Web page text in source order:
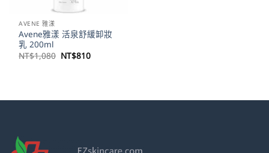
AVENE 雅漾
Avene雅漾 活泉舒緩卸妝
乳 200ml
NT$1,080 原
始
NT$810目